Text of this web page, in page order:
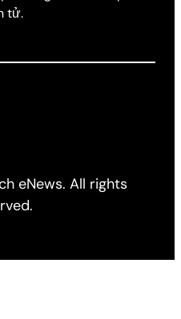
tử.
eNews. All rights